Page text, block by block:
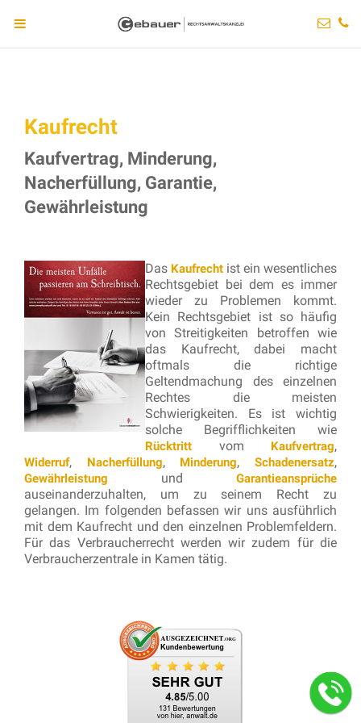
Kaufrecht
Kaufvertrag, Minderung,
Nacherfüllung, Garantie,
Gewährleistung
Das Kaufrecht ist ein wesentliches
Rechtsgebiet bei dem es immer
wieder zu Problemen kommt.
Kein Rechtsgebiet ist so häufig
von Streitigkeiten betroffen wie
das Kaufrecht, dabei macht
oftmals die richtige
Geltendmachung des einzelnen
Rechtes die meisten
Schwierigkeiten. Es ist wichtig
solche Begrifflichkeiten wie
Rücktritt vom Kaufvertrag,
Widerruf, Nacherfüllung, Minderung,Schadenersatz,
Gewährleistung und Garantieansprüche
auseinanderzuhalten, um zu seinem Recht zu
gelangen. Im folgenden befassen wir uns ausführlich
mit dem Kaufrecht und den einzelnen Problemfeldern.
Für das Verbraucherrecht werden wir zudem für die
Verbraucherzentrale in Kamen tätig.